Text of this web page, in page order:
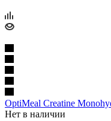
OptiMeal Creatine
Нет в наличии